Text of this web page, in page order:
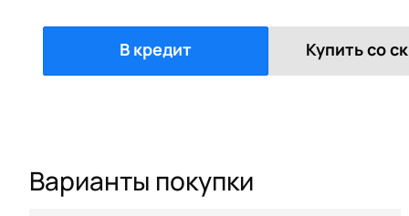
В кредит Купить со
Варианты покупки